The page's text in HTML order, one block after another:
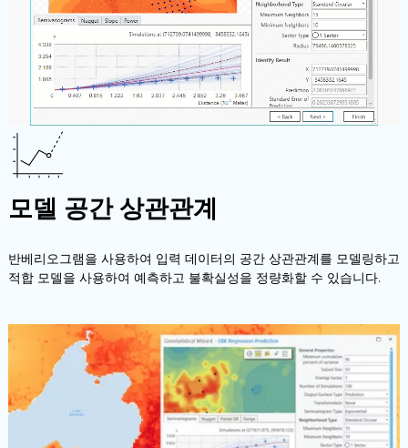
모델 공간 상관관계
반베리오그램을 사용하여 입력 데이터의 공간 상관관계를 모델링하고
적합 모델을 사용하여 예측하고 불확실성을 정량화할 수 있습니다.